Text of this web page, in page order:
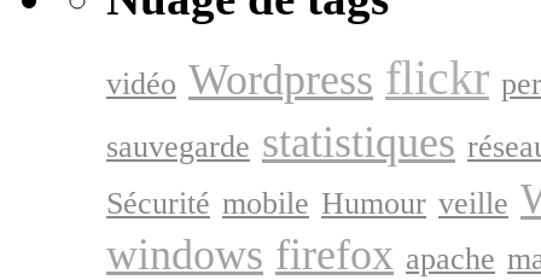
vidéo Wordpress flickr
sauvegarde statistiques
Sécurité mobile Humour veille
windows firefox apache